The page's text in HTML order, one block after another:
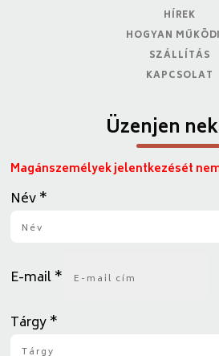
HÍREK
HOGYAN
SZÁLLÍTÁS
KAPCSOLAT
Üzenjen
Magánszemélyek jelentkezését
Név*
E-mail*
Tárgy*